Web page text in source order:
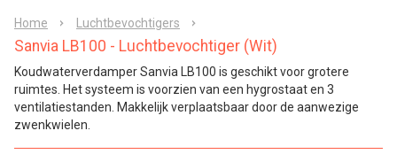
Home Luchtbevochtigers
Sanvia LB100 - Luchtbevochtiger (Wit)
Koudwaterverdamper Sanvia LB100 is geschikt voor grotere
ruimtes. Het systeem is voorzien van een hygrostaat en 3
ventilatiestanden. Makkelijk verplaatsbaar door de aanwezige
zwenkwielen.